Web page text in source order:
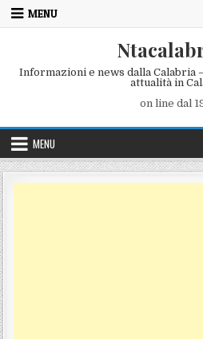
Skip to content
MENU
Informazioni e news dalla Calabria
attualità in
on line dal
MENU